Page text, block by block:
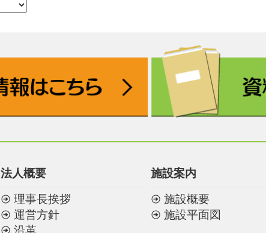
法人概要
理事長挨拶
運営方針
施設案内
施設概要
施設平面図